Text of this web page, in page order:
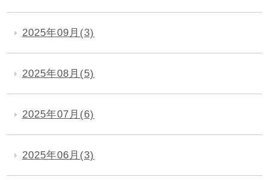
2025年09月(3)
2025年08月(5)
2025年07月(6)
2025年06月(3)